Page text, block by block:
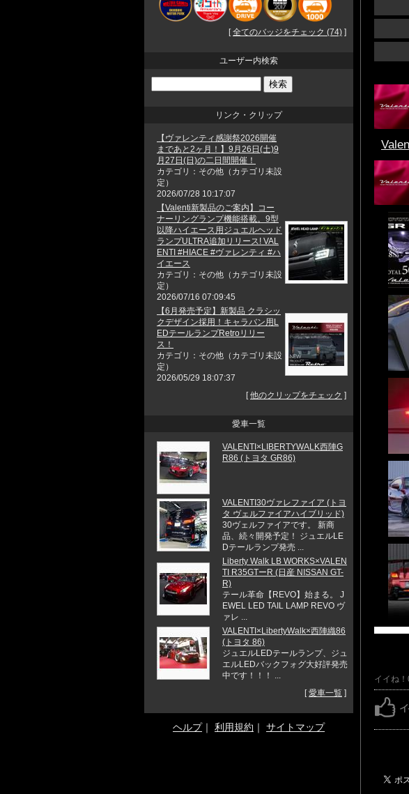
イイね
[全てのバッジをチェック (74) ]
ユーザー内検索
リンク・クリップ
【ヴァレンティ感謝祭2026開催
まであと2ヶ月！】9月26日(土)9
月27日(日)の二日間開催！
カテゴリ：その他（カテゴリ未設
定）
2026/07/28 10:17:07
【Valenti新製品のご案内】コー
ナーリングランプ機能搭載。9型
以降ハイエース用ジュエルヘッド
ランプULTRA追加リリース! VAL
ENTI #HIACE #ヴァレンティ #ハ
イエース
カテゴリ：その他（カテゴリ未設
定）
2026/07/16 07:09:45
【6月発売予定】新製品 クラシッ
クデザイン採用！キャラバン用L
EDテールランプRetroリリー
ス！
カテゴリ：その他（カテゴリ未設
定）
2026/05/29 18:07:37
[他のクリップをチェック ]
愛車一覧
VALENTI×LIBERTYWALK西陣G
R86 (トヨタ GR86)
VALENTI30ヴァレファイア (トヨ
タ ヴェルファイアハイブリッド)
30ヴェルファイアです。 新商
品、続々開発予定！ ジュエルLE
Dテールランプ発売 ...
Liberty Walk LB WORKS×VALEN
TI R35GTーR (日産 NISSAN GT-
R)
テール革命【REVO】始まる。 J
EWEL LED TAIL LAMP REVO ヴ
ァレ ...
VALENTI×LibertyWalk×西陣織86
(トヨタ 86)
ジュエルLEDテールランプ、ジュ
エルLEDバックフォグ大好評発売
中です！！！ ...
[愛車一覧 ]
ヘルプ｜ 利用規約 ｜ サイトマップ